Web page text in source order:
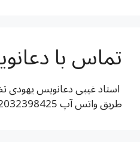
تماس با
استاد غیبی دعانویس یهودی
طریق واتس آپ 00442032398425